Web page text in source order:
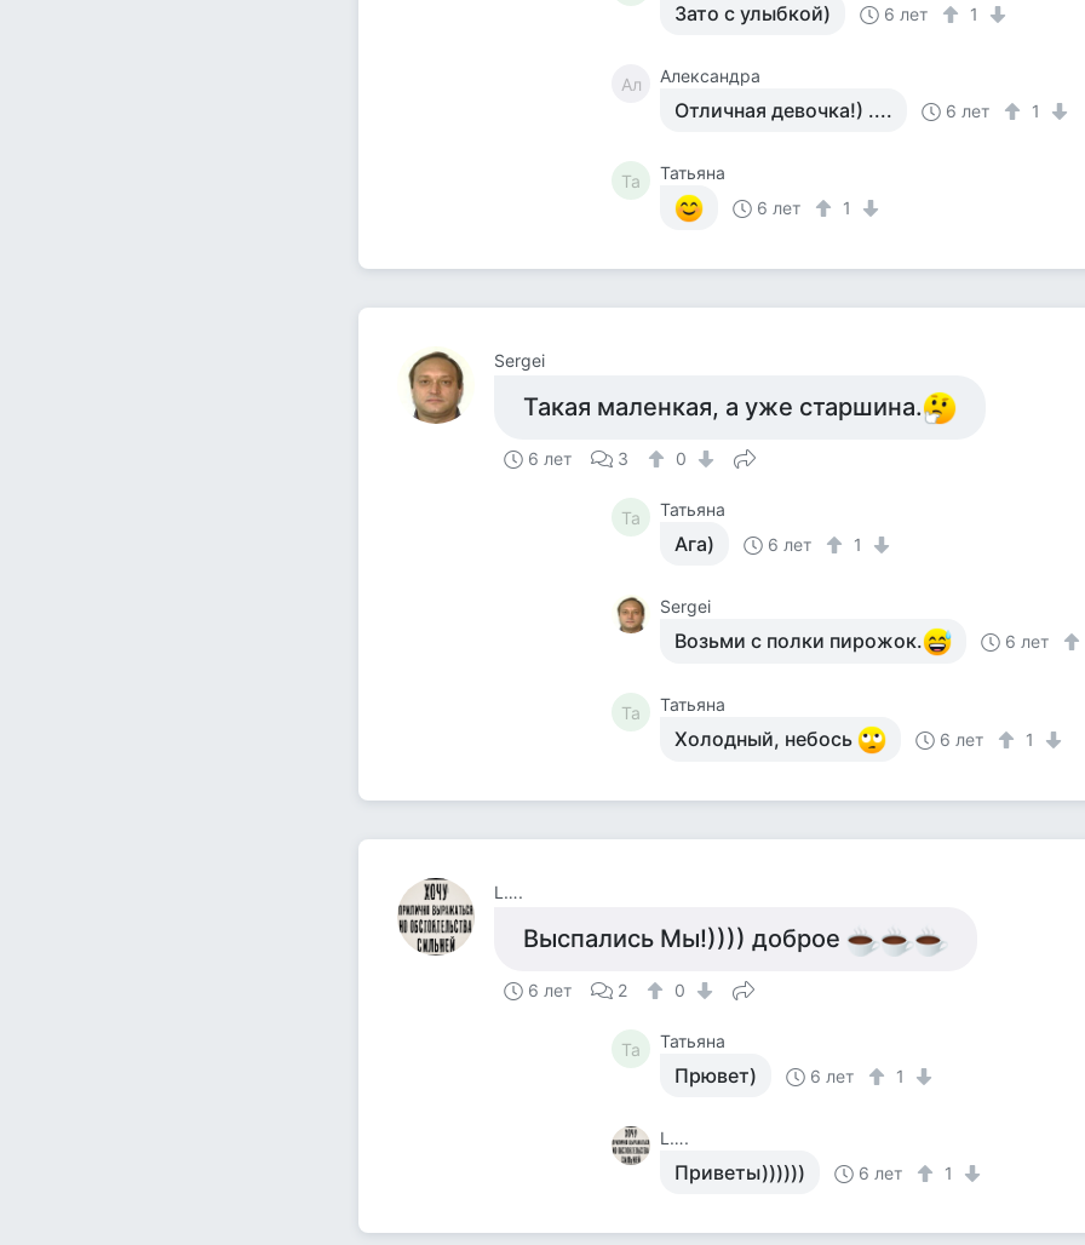
Зато с улыбкой) 6 лет 1
Ал Александра
Отличная девочка!) .... 6 лет 1
Та
Татьяна
6 лет
1
Sergei
Такая маленкая, а уже старшина.
6 лет 3 0
Та Татьяна
Ага) 6 лет 1
Sergei
Возьми с полки пирожок. 6 лет
Та Татьяна
Холодный, небось 6 лет 1
L….
Выспались Мы!)))) доброе
6 лет 2 0
Та Татьяна
Прювет) 6 лет 1
L….
Приветы)))))) 6 лет 1